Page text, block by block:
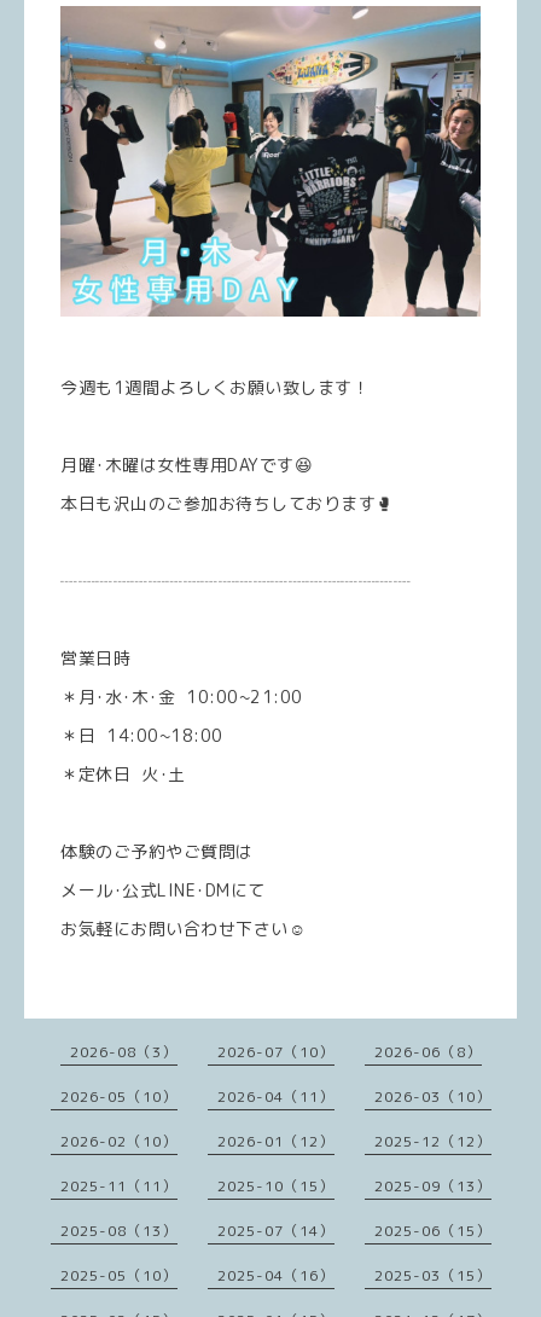
今週も1週間よろしくお願い致します！
月曜･木曜は女性専用DAYです😆
本日も沢山のご参加お待ちしております🥊
┈┈┈┈┈┈┈┈┈┈┈┈┈┈┈┈┈┈┈┈
営業日時
＊月･水･木･金 10:00~21:00
＊日 14:00~18:00
＊定休日 火･土
体験のご予約やご質問は
メール･公式LINE･DMにて
お気軽にお問い合わせ下さい☺️
2026-08（3） 2026-07（10） 2026-06（8）
2026-05（10） 2026-04（11） 2026-03（10）
2026-02（10） 2026-01（12） 2025-12（12）
2025-11（11） 2025-10（15） 2025-09（13）
2025-08（13） 2025-07（14） 2025-06（15）
2025-05（10） 2025-04（16） 2025-03（15）